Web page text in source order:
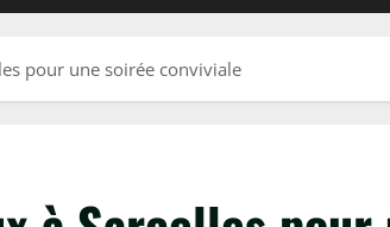
pour une soirée conviviale